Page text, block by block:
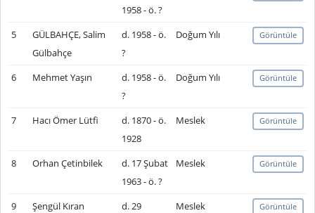
1958 - ö. ?
5
GÜLBAHÇE, Salim
Gülbahçe
d. 1958 - ö.
?
Doğum Yılı Görüntüle
6 Mehmet Yaşın
d. 1958 - ö.
?
Doğum Yılı Görüntüle
7 Hacı Ömer Lütfi
d. 1870 - ö.
1928
Meslek Görüntüle
8 Orhan Çetinbilek
d. 17 Şubat
1963 - ö. ?
Meslek Görüntüle
9 Şengül Kıran
d. 29
Meslek Görüntüle